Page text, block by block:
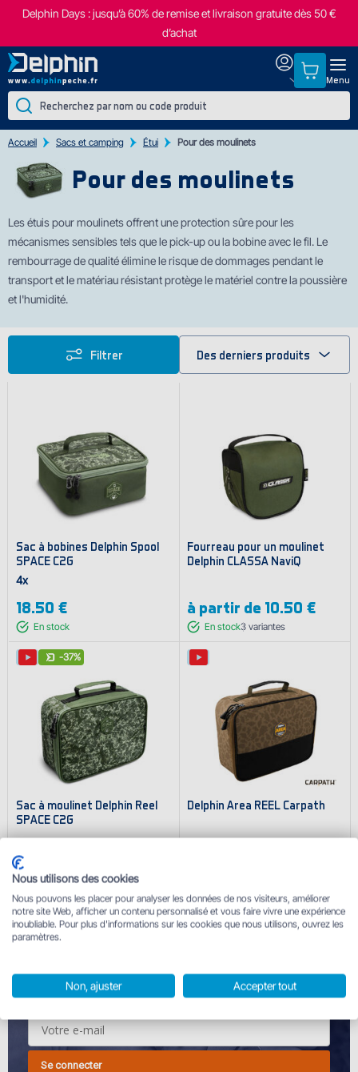
Delphin Days : jusqu’à 60% de remise et livraison gratuite dès 50 €
d’achat
Menu
Accueil Sacs et camping Étui Pour des moulinets
Pour des moulinets
Les étuis pour moulinets offrent une protection sûre pour les
mécanismes sensibles tels que le pick-up ou la bobine avec le fil. Le
rembourrage de qualité élimine le risque de dommages pendant le
transport et le matériau résistant protège le matériel contre la poussière
et l'humidité.
Filtrer Des derniers produits
Sac à bobines Delphin Spool
SPACE C2G
4x
18.50 €
En stock
Fourreau pour un moulinet
Delphin CLASSA NaviQ
à partir de 10.50 €
En stock3 variantes
-37%
Sac à moulinet Delphin Reel
SPACE C2G
17.67 €
Delphin Area REEL Carpath
27.95 €
Se connecter
Nous utilisons des cookies
Nous pouvons les placer pour analyser les données de nos visiteurs, améliorer
notre site Web, afficher un contenu personnalisé et vous faire vivre une expérience
inoubliable. Pour plus d'informations sur les cookies que nous utilisons, ouvrez les
paramètres.
Non, ajuster Accepter tout